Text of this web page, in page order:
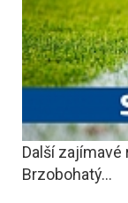
Další
Brzobohatý...